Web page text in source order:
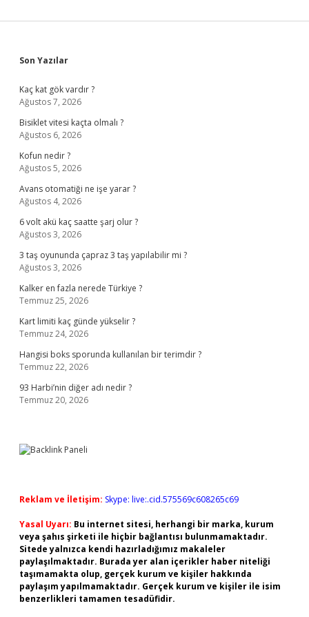
Sidebar
Son Yazılar
Kaç kat gök vardır ?
Ağustos 7, 2026
Bisiklet vitesi kaçta olmalı ?
Ağustos 6, 2026
Kofun nedir ?
Ağustos 5, 2026
Avans otomatiği ne işe yarar ?
Ağustos 4, 2026
6 volt akü kaç saatte şarj olur ?
Ağustos 3, 2026
3 taş oyununda çapraz 3 taş yapılabilir mi ?
Ağustos 3, 2026
Kalker en fazla nerede Türkiye ?
Temmuz 25, 2026
Kart limiti kaç günde yükselir ?
Temmuz 24, 2026
Hangisi boks sporunda kullanılan bir terimdir ?
Temmuz 22, 2026
93 Harbi’nin diğer adı nedir ?
Temmuz 20, 2026
Reklam ve İletişim: Skype: live:.cid.575569c608265c69
Yasal Uyarı: Bu internet sitesi, herhangi bir marka, kurum
veya şahıs şirketi ile hiçbir bağlantısı bulunmamaktadır.
Sitede yalnızca kendi hazırladığımız makaleler
paylaşılmaktadır. Burada yer alan içerikler haber niteliği
taşımamakta olup, gerçek kurum ve kişiler hakkında
paylaşım yapılmamaktadır. Gerçek kurum ve kişiler ile isim
benzerlikleri tamamen tesadüfidir.